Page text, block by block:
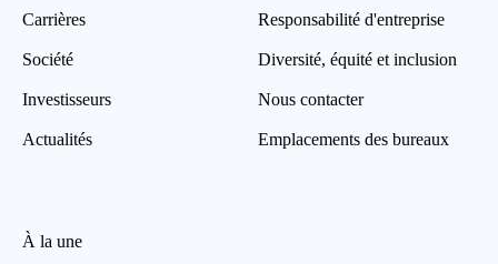
Carrières
Société
Investisseurs
Actualités
Responsabilité d'entreprise
Diversité, équité et inclusion
Nous contacter
Emplacements des bureaux
À la une